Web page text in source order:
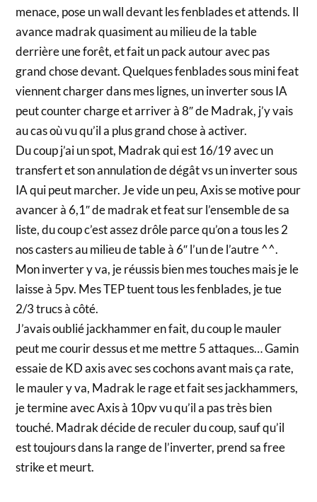
menace, pose un wall devant les fenblades et attends. Il
avance madrak quasiment au milieu de la table
derrière une forêt, et fait un pack autour avec pas
grand chose devant. Quelques fenblades sous mini feat
viennent charger dans mes lignes, un inverter sous IA
peut counter charge et arriver à 8″ de Madrak, j’y vais
au cas où vu qu’il a plus grand chose à activer.
Du coup j’ai un spot, Madrak qui est 16/19 avec un
transfert et son annulation de dégât vs un inverter sous
IA qui peut marcher. Je vide un peu, Axis se motive pour
avancer à 6,1″ de madrak et feat sur l’ensemble de sa
liste, du coup c’est assez drôle parce qu’on a tous les 2
nos casters au milieu de table à 6″ l’un de l’autre ^^.
Mon inverter y va, je réussis bien mes touches mais je le
laisse à 5pv. Mes TEP tuent tous les fenblades, je tue
2/3 trucs à côté.
J’avais oublié jackhammer en fait, du coup le mauler
peut me courir dessus et me mettre 5 attaques… Gamin
essaie de KD axis avec ses cochons avant mais ça rate,
le mauler y va, Madrak le rage et fait ses jackhammers,
je termine avec Axis à 10pv vu qu’il a pas très bien
touché. Madrak décide de reculer du coup, sauf qu’il
est toujours dans la range de l’inverter, prend sa free
strike et meurt.